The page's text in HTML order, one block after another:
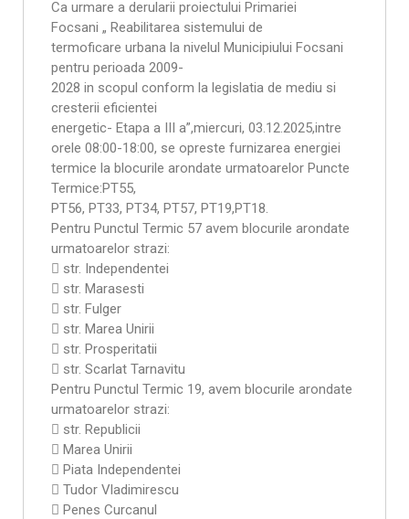
Ca urmare a derularii proiectului Primariei
Focsani „ Reabilitarea sistemului de
termoficare urbana la nivelul Municipiului Focsani
pentru perioada 2009-
2028 in scopul conform la legislatia de mediu si
cresterii eficientei
energetic- Etapa a III a”,miercuri, 03.12.2025,intre
orele 08:00-18:00, se opreste furnizarea energiei
termice la blocurile arondate urmatoarelor Puncte
Termice:PT55,
PT56, PT33, PT34, PT57, PT19,PT18.
Pentru Punctul Termic 57 avem blocurile arondate
urmatoarelor strazi:
 str. Independentei
 str. Marasesti
 str. Fulger
 str. Marea Unirii
 str. Prosperitatii
 str. Scarlat Tarnavitu
Pentru Punctul Termic 19, avem blocurile arondate
urmatoarelor strazi:
 str. Republicii
 Marea Unirii
 Piata Independentei
 Tudor Vladimirescu
 Penes Curcanul